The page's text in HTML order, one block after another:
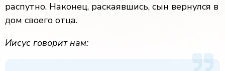
распутно. Наконец, раскаявшись, сын вернулся в
дом своего отца.
Иисус говорит нам: